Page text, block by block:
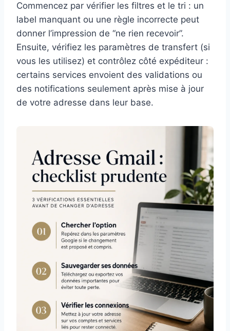
Commencez par vérifier les filtres et le tri : un
label manquant ou une règle incorrecte peut
donner l’impression de “ne rien recevoir”.
Ensuite, vérifiez les paramètres de transfert (si
vous les utilisez) et contrôlez côté expéditeur :
certains services envoient des validations ou
des notifications seulement après mise à jour
de votre adresse dans leur base.